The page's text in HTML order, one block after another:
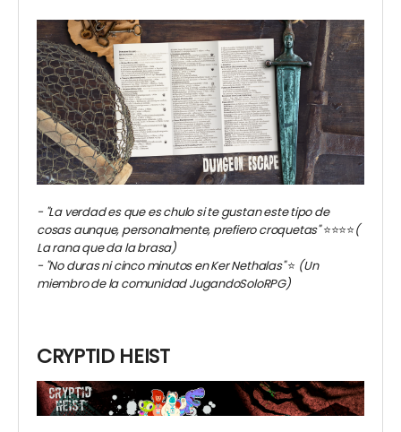
- "La verdad es que es chulo si te gustan este tipo de
cosas aunque, personalmente, prefiero croquetas"⭐️⭐️⭐️⭐️(
La rana que da la brasa)
- "No duras ni cinco minutos en Ker Nethalas"⭐️ (Un
miembro de la comunidad JugandoSoloRPG)
CRYPTID HEIST